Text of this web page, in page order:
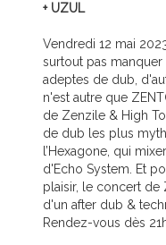
+ UZUL
Vendredi 12 mai
surtout pas manquer
adeptes de dub,
n'est autre que
de Zenzile & High
de dub les plus
l’Hexagone, qui
d'Echo System. Et
plaisir, le concert de
d'un after dub &
Rendez-vous dès